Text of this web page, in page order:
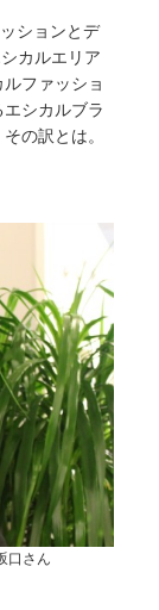
ションとデ
カルエリア
ファッショ
シカルブラ
の訳とは。
口さん